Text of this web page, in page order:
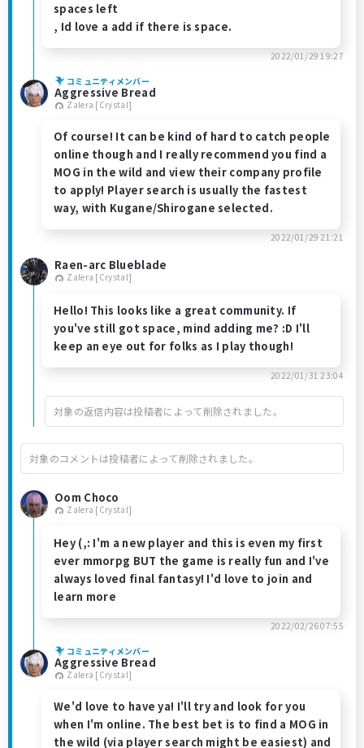
spaces left
, Id love a add if there is space.
2022/01/29 19:27
コミュニティメンバー
Aggressive Bread
Zalera [Crystal]
Of course! It can be kind of hard to catch people
online though and I really recommend you find a
MOG in the wild and view their company profile
to apply! Player search is usually the fastest
way, with Kugane/Shirogane selected.
2022/01/29 21:21
Raen-arc Blueblade
Zalera [Crystal]
Hello! This looks like a great community. If
you've still got space, mind adding me? :D I'll
keep an eye out for folks as I play though!
2022/01/31 23:04
対象の返信内容は投稿者によって削除されました。
対象のコメントは投稿者によって削除されました。
Oom Choco
Zalera [Crystal]
Hey (,: I'm a new player and this is even my first
ever mmorpg BUT the game is really fun and I've
always loved final fantasy! I'd love to join and
learn more
2022/02/26 07:55
コミュニティメンバー
Aggressive Bread
Zalera [Crystal]
We'd love to have ya! I'll try and look for you
when I'm online. The best bet is to find a MOG in
the wild (via player search might be easiest) and